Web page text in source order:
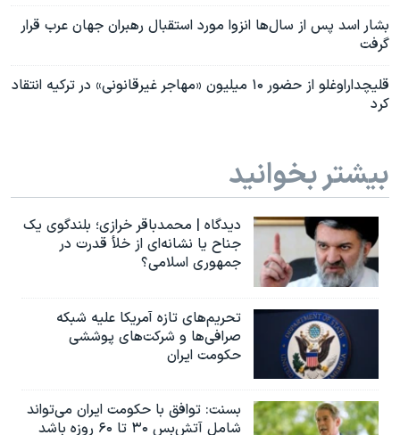
بشار اسد پس از سال‌ها انزوا مورد استقبال رهبران جهان عرب قرار
گرفت
قلیچداراوغلو از حضور ۱۰ میلیون «مهاجر غیرقانونی» در ترکیه انتقاد
کرد
بیشتر بخوانید
دیدگاه | محمدباقر خرازی؛ بلندگوی یک
جناح یا نشانه‌ای از خلأ قدرت در
جمهوری اسلامی؟
تحریم‌های تازه آمریکا علیه شبکه
صرافی‌ها و شرکت‌های پوششی
حکومت ایران
بسنت: توافق با حکومت ایران می‌تواند
شامل آتش‌بس ۳۰ تا ۶۰ روزه باشد